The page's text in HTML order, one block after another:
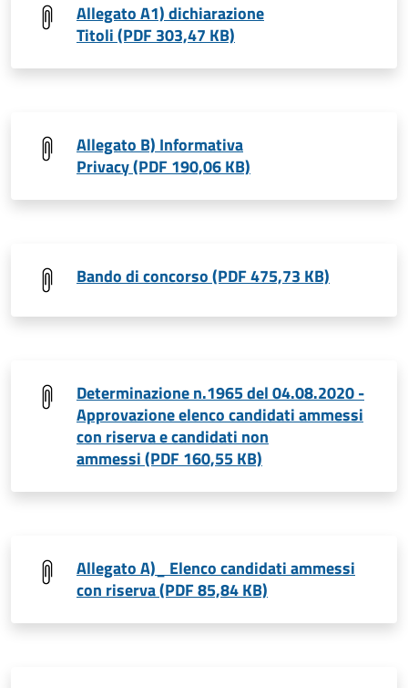
Allegato A1) dichiarazione
Titoli (PDF 303,47 KB)
Allegato B) Informativa
Privacy (PDF 190,06 KB)
Bando di concorso (PDF 475,73 KB)
Determinazione n.1965 del 04.08.2020 -
Approvazione elenco candidati ammessi
con riserva e candidati non
ammessi (PDF 160,55 KB)
Allegato A)_ Elenco candidati ammessi
con riserva (PDF 85,84 KB)